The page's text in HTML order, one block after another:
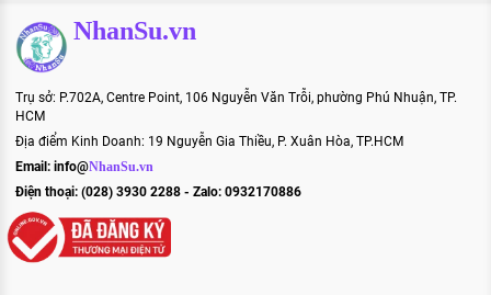
NhanSu.vn
Trụ sở: P.702A, Centre Point, 106 Nguyễn Văn Trỗi, phường Phú Nhuận, TP.
HCM
Địa điểm Kinh Doanh: 19 Nguyễn Gia Thiều, P. Xuân Hòa, TP.HCM
Email: info@NhanSu.vn
Điện thoại: (028) 3930 2288 - Zalo: 0932170886